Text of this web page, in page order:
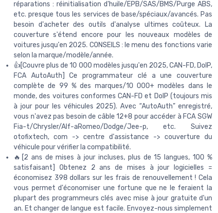
réparations : réinitialisation d'huile/EPB/SAS/BMS/Purge ABS,
etc. presque tous les services de base/spéciaux/avancés. Pas
besoin d'acheter des outils d'analyse ultimes coûteux. La
couverture s'étend encore pour les nouveaux modèles de
voitures jusqu'en 2025. CONSEILS : le menu des fonctions varie
selon la marque/modèle/année.
👍[Couvre plus de 10 000 modèles jusqu'en 2025, CAN-FD, DoIP,
FCA AutoAuth] Ce programmateur clé a une couverture
complète de 99 % des marques/10 000+ modèles dans le
monde, des voitures conformes CAN-FD et DoIP (toujours mis
à jour pour les véhicules 2025). Avec “AutoAuth” enregistré,
vous n'avez pas besoin de câble 12+8 pour accéder à FCA SGW
Fia-t/Chrysler/Alf-aRomeo/Dodge/Jee-p, etc. Suivez
otofixtech, com -> centre d'assistance -> couverture du
véhicule pour vérifier la compatibilité.
🔥[2 ans de mises à jour incluses, plus de 15 langues, 100 %
satisfaisant] Obtenez 2 ans de mises à jour logicielles =
économisez 398 dollars sur les frais de renouvellement ! Cela
vous permet d'économiser une fortune que ne le feraient la
plupart des programmeurs clés avec mise à jour gratuite d'un
an. Et changer de langue est facile. Envoyez-nous simplement